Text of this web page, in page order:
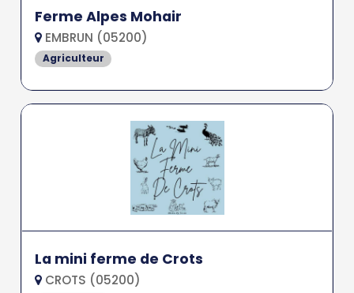
Ferme Alpes Mohair
EMBRUN (05200)
Agriculteur
La mini ferme de Crots
CROTS (05200)